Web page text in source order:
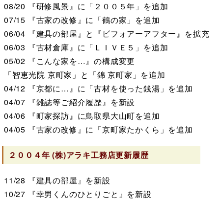
08/20 『研修風景』に「２００５年」を追加
07/15 『古家の改修』に「鶴の家」を追加
06/04 『建具の部屋』と『ビフォアーアフター』を拡充
06/03 『古材倉庫』に「ＬＩＶＥ５」を追加
05/02 『こんな家を…』の構成変更
「智恵光院 京町家」と「錦 京町家」を追加
04/12 『京都に…』に「古材を使った銭湯」を追加
04/07 『雑誌等ご紹介履歴』を新設
04/06 『町家探訪』に鳥取県大山町を追加
04/05 『古家の改修』に「京町家たかくら」を追加
２００４年(株)アラキ工務店更新履歴
11/28 『建具の部屋』を新設
10/27 『幸男くんのひとりごと』を新設